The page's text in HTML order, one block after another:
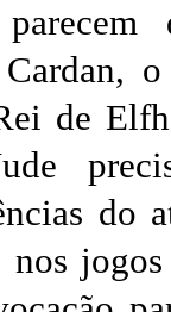
de
do
nos